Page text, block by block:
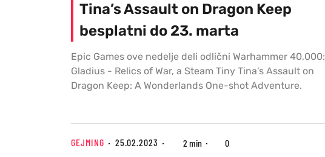
Tina’s Assault on Dragon Keep
besplatni do 23. marta
Epic Games ove nedelje deli odlični Warhammer 40,000:
Gladius - Relics of War, a Steam Tiny Tina's Assault on
Dragon Keep: A Wonderlands One-shot Adventure.
GEJMING 25.02.2023 2 min 0